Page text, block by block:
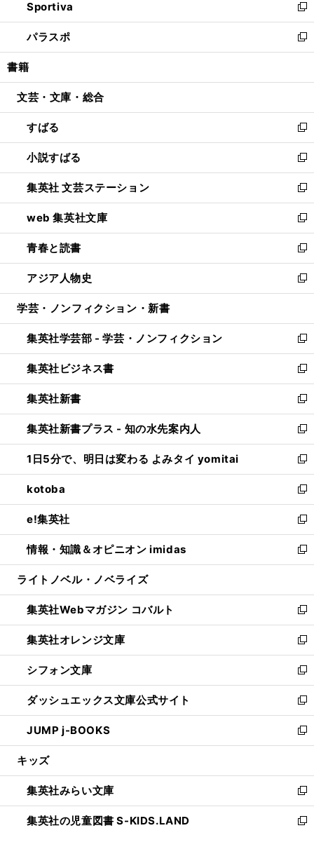
く
ド
ウ
で
開
ィ
ン
ド
ウ
開
い
ウ
ィ
ン
ウ
開
く
Sportiva
新
し
い
ウ
ン
ウ
で
開
く
パラスポ
新
し
ウ
ン
ド
ウ
で
開
く
書籍
文芸・文庫・総合
すばる
新
し
い
ウ
ィ
ン
ド
ウ
で
開
く
小説すばる
新
し
い
ウ
ィ
ン
ド
ウ
で
開
集英社 文芸ステーション
新
し
い
ウ
ィ
ン
ド
ウ
開
く
web 集英社文庫
新
し
い
ウ
ィ
ン
ウ
で
開
く
青春と読書
新
し
い
ウ
ン
ド
ウ
で
開
く
アジア人物史
新
し
ウ
ィ
ン
ド
ウ
で
開
く
学芸・ノンフィクション・新書
集英社学芸部 - 学芸・ノンフィクション
新
し
い
ウ
ィ
ン
ド
ウ
で
開
く
集英社ビジネス書
新
し
い
ウ
ィ
ン
ド
ウ
で
開
く
集英社新書
新
し
い
ウ
ィ
ン
ド
ウ
で
開
く
集英社新書プラス - 知の水先案内人
新
し
い
ウ
ィ
ン
ド
ウ
で
開
1日5分で、明日は変わる よみタイ yomitai
新
し
い
ウ
ィ
ン
ド
ウ
開
く
kotoba
新
し
い
ウ
ィ
ン
ウ
で
開
く
e!集英社
新
し
い
ウ
ン
ド
ウ
で
開
く
情報・知識＆オピニオン imidas
新
し
ウ
ィ
ン
ド
ウ
で
開
く
ライトノベル・ノベライズ
集英社Webマガジン コバルト
新
し
い
ウ
ィ
ン
ド
ウ
で
開
集英社オレンジ文庫
新
し
い
ウ
ィ
ン
ド
ウ
開
く
シフォン文庫
新
し
い
ウ
ィ
ン
ウ
で
開
く
ダッシュエックス文庫公式サイト
新
し
い
ウ
ン
ド
ウ
で
JUMP j-BOOKS
新
し
ウ
ィ
ン
ド
キッズ
集英社みらい文庫
新
し
い
集英社の児童図書 S-KIDS.LAND
新